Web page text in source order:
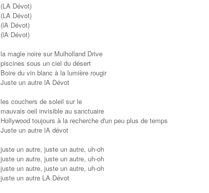
(LA Dévot)
(LA Dévot)
(lA Dévot)
(lA Dévot)
la magie noire sur Mulholland Drive
piscines sous un ciel du désert
Boire du vin blanc à la lumière rougir
Juste un autre lA Dévot
les couchers de soleil sur le
mauvais oeil invisible au sanctuaire
Hollywood toujours à la recherche d'un peu plus de temps
Juste un autre lA dévot
juste un autre, juste un autre, uh-oh
juste un autre, juste un autre, uh-oh
juste un autre, juste un autre, uh-oh
juste un autre LA Dévot